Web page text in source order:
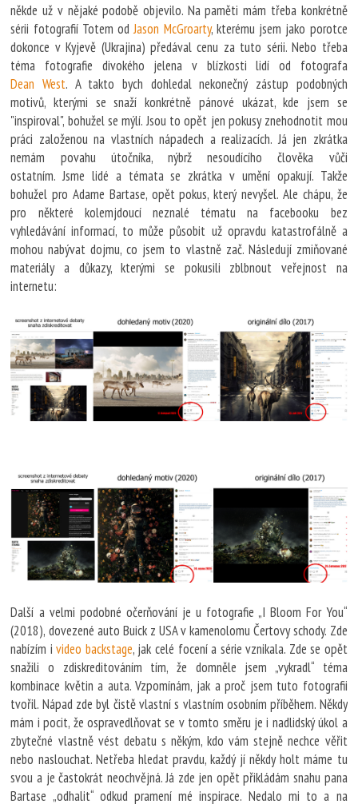
někde už v nějaké podobě objevilo. Na paměti mám třeba konkrétně
sérii fotografií Totem odJason McGroarty, kterému jsem jako porotce
dokonce v Kyjevě (Ukrajina) předával cenu za tuto sérii. Nebo třeba
téma fotografie divokého jelena v blízkosti lidí od fotografa
Dean West. A takto bych dohledal nekonečný zástup podobných
motivů, kterými se snaží konkrétně pánové ukázat, kde jsem se
"inspiroval", bohužel se mýlí. Jsou to opět jen pokusy znehodnotit mou
práci založenou na vlastních nápadech a realizacích. Já jen zkrátka
nemám povahu útočníka, nýbrž nesoudícího člověka vůči
ostatním. Jsme lidé a témata se zkrátka v umění opakují. Takže
bohužel pro Adame Bartase, opět pokus, který nevyšel. Ale chápu, že
pro některé kolemjdoucí neznalé tématu na facebooku bez
vyhledávání informací, to může působit už opravdu katastrofálně a
mohou nabývat dojmu, co jsem to vlastně zač. Následují zmiňované
materiály a důkazy, kterými se pokusili zblbnout veřejnost na
internetu:
Další a velmi podobné očerňování je u fotografie „I Bloom For You“
(2018), dovezené auto Buick z USA v kamenolomu Čertovy schody. Zde
nabízím ivideo backstage, jak celé focení a série vznikala. Zde se opět
snažili o zdiskreditováním tím, že domněle jsem „vykradl“ téma
kombinace květin a auta. Vzpomínám, jak a proč jsem tuto fotografii
tvořil. Nápad zde byl čistě vlastní s vlastním osobním příběhem. Někdy
mám i pocit, že ospravedlňovat se v tomto směru je i nadlidský úkol a
zbytečné vlastně vést debatu s někým, kdo vám stejně nechce věřit
nebo naslouchat. Netřeba hledat pravdu, každý jí někdy holt máme tu
svou a je častokrát neochvějná. Já zde jen opět přikládám snahu pana
Bartase „odhalit“ odkud pramení mé inspirace. Nedalo mi to a na